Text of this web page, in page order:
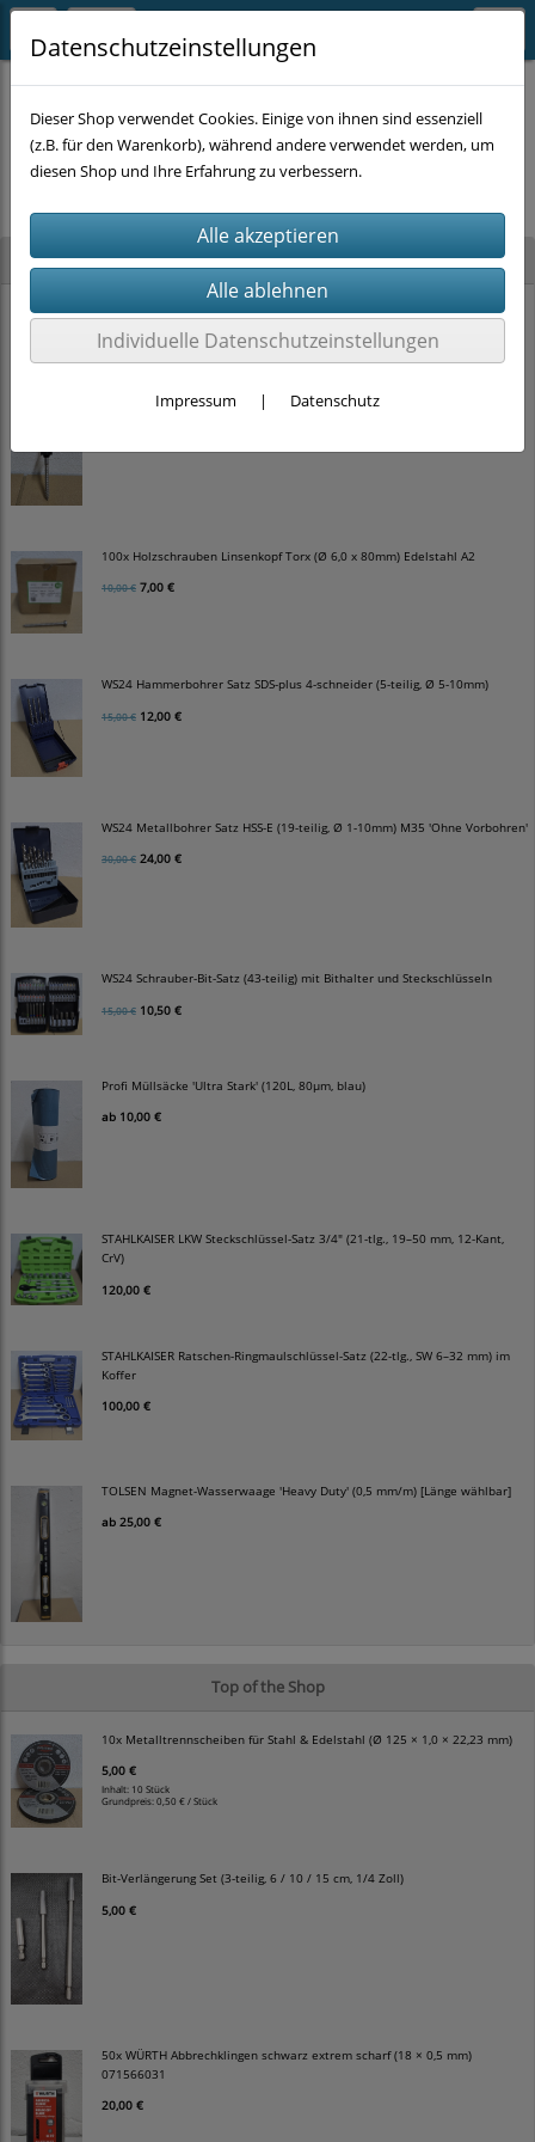
Neu im Shop
PRITEX Einhand-Bauschaumpistole mit PTFE Beschichtung (2K-Griff)
15,00 €
Stockschrauben Solar Edelstahl (M10 x 200mm, SW 7) DIN 6923 + EPDM
100x Holzschrauben Linsenkopf Torx (Ø 6,0 x 80mm) Edelstahl A2
10,00 € 7,00 €
WS24 Hammerbohrer Satz SDS-plus 4-schneider (5-teilig, Ø 5-10mm)
15,00 € 12,00 €
WS24 Metallbohrer Satz HSS-E (19-teilig, Ø 1-10mm) M35 'Ohne Vorbohren'
30,00 € 24,00 €
WS24 Schrauber-Bit-Satz (43-teilig) mit Bithalter und Steckschlüsseln
15,00 € 10,50 €
Profi Müllsäcke 'Ultra Stark' (120L, 80µm, blau)
ab 10,00 €
STAHLKAISER LKW Steckschlüssel-Satz 3/4" (21-tlg., 19–50 mm, 12-Kant,
CrV)
120,00 €
STAHLKAISER Ratschen-Ringmaulschlüssel-Satz (22-tlg., SW 6–32 mm) im
Koffer
100,00 €
TOLSEN Magnet-Wasserwaage 'Heavy Duty' (0,5 mm/m) [Länge wählbar]
ab 25,00 €
Top of the Shop
10x Metalltrennscheiben für Stahl & Edelstahl (Ø 125 × 1,0 × 22,23 mm)
5,00 €
Inhalt: 10 Stück
Grundpreis:0,50 € / Stück
Bit-Verlängerung Set (3-teilig, 6 / 10 / 15 cm, 1/4 Zoll)
5,00 €
50x WÜRTH Abbrechklingen schwarz extrem scharf (18 × 0,5 mm)
071566031
20,00 €
Es wurden leider keine Produkte gefunden.
Datenschutzeinstellungen
Dieser Shop verwendet Cookies. Einige von ihnen sind essenziell
(z.B. für den Warenkorb), während andere verwendet werden, um
diesen Shop und Ihre Erfahrung zu verbessern.
Individuelle Datenschutzeinstellungen
Impressum | Datenschutz